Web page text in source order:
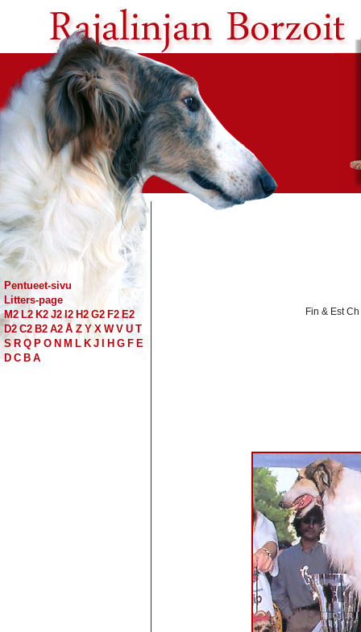
Pentueet-sivu
Litters-page
M2 L2 K2 J2 I2 H2 G2 F2 E2
D2 C2 B2 A2 Å Z Y X W V U T
S R Q P O N M L K J H G F E
D C B A
Fin & Est